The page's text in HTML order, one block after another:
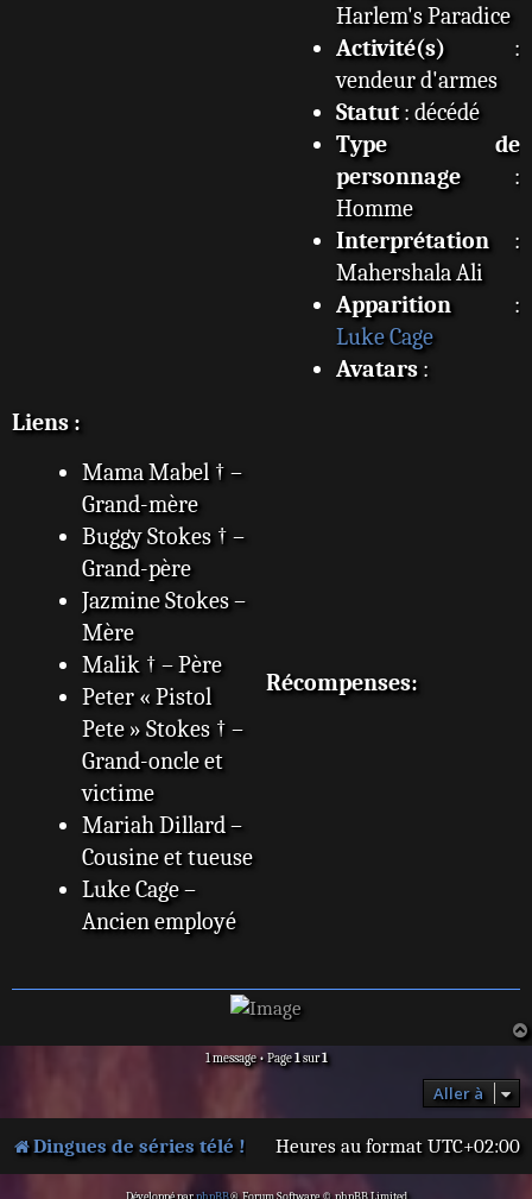
Harlem's Paradice
Activité(s) :
vendeur d'armes
Statut: décédé
Type de
personnage:
Homme
Interprétation:
Mahershala Ali
Apparition:
Luke Cage
Avatars:
Liens :
Mama Mabel † –
Grand-mère
Buggy Stokes † –
Grand-père
Jazmine Stokes –
Mère
Malik † – Père
Peter « Pistol
Pete » Stokes † –
Grand-oncle et
victime
Mariah Dillard –
Cousine et tueuse
Luke Cage –
Ancien employé
Récompenses:
1 message • Page1sur1
Aller à
Dingues de séries télé ! Heures au format UTC+02:00